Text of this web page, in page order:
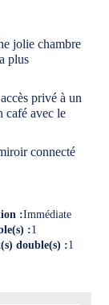
jolie chambre
plus
privé à un
café avec le
connecté
:Immédiate
:1
double(s) :1